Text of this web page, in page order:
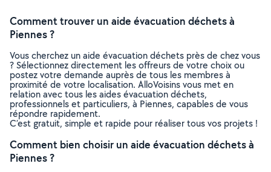
Comment trouver un aide évacuation déchets à
Piennes ?
Vous cherchez un aide évacuation déchets près de chez vous
? Sélectionnez directement les offreurs de votre choix ou
postez votre demande auprès de tous les membres à
proximité de votre localisation. AlloVoisins vous met en
relation avec tous les aides évacuation déchets,
professionnels et particuliers, à Piennes, capables de vous
répondre rapidement.
C’est gratuit, simple et rapide pour réaliser tous vos projets !
Comment bien choisir un aide évacuation déchets à
Piennes ?